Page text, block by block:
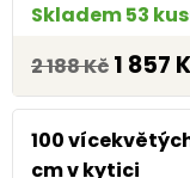
Skladem 53
2 188 Kč 1 857
100
cm v kytici